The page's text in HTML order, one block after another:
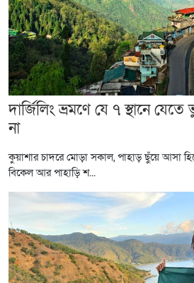
দার্জিলিং ভ্রমণে যে ৭ স্থানে
না
কুয়াশার চাদরে মোড়া সকাল, পাহাড় ছুঁয়ে আসা
বিকেল আর পাহাড়ি শ...